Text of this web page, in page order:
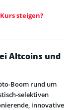
steigen?
Altcoins und
Boom rund um
selektiven
innovative